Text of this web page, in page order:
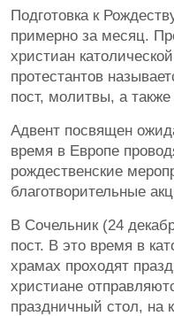
Подготовка к
примерно за месяц.
христиан
протестантов
пост, молитвы, а
Адвент посвящен
время в Европе
рождественские
благотворительные
В Сочельник (24
пост. В это время в
храмах проходят
христиане
праздничный стол, на